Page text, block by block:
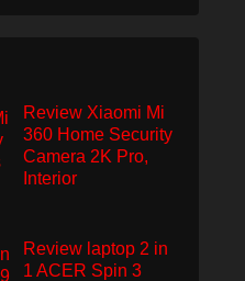
Review Xiaomi Mi
360 Home Security
Camera 2K Pro,
Interior
Review laptop 2 in
1 ACER Spin 3